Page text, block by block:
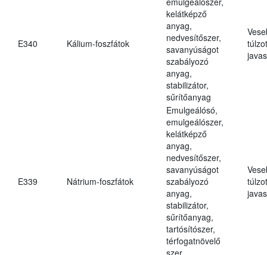
E340 Kálium-foszfátok
kelátképző
anyag,
nedvesítőszer,
savanyúságot
szabályozó
anyag,
stabilizátor,
sűrítőanyag
E339 Nátrium-foszfátok
Emulgeálósó,
emulgeálószer,
kelátképző
anyag,
nedvesítőszer,
savanyúságot
szabályozó
anyag,
stabilizátor,
sűrítőanyag,
tartósítószer,
térfogatnövelő
szer